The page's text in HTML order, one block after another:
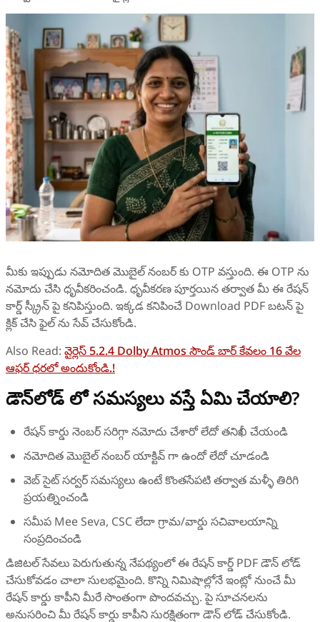
మీకు ఇప్పుడు నమోదిత మొబైల్ నంబర్‌ కు OTP వస్తుంది. ఈ OTP ను
నమోదు చేసి ధృవీకరించండి. ధృవీకరణ పూర్తయిన తర్వాత మీ ఈ రేషన్
కార్డ్ స్క్రీన్‌ పై కనిపిస్తుంది. ఇక్కడ కనిపించే Download PDF బటన్‌ పై
క్లిక్ చేసి ఫైల్‌ ను సేవ్ చేసుకోండి.
Also Read: వైర్లెస్ 5.2.4 Dolby Atmos సౌండ్ బార్ కేవలం 16 వేల
ఆఫర్ ధరలో అందుకోండి.!
డౌన్‌లోడ్ లో సమస్యలు వస్తే ఏమి చేయాలి?
రేషన్ కార్డు నెంబర్ సరిగ్గా నమోదు చేశారో లేదో తనిఖీ చేయండి
నమోదిత మొబైల్ నంబర్ యాక్టివ్‌ గా ఉందో లేదో చూడండి
వెబ్‌ సైట్ సర్వర్ సమస్యలు ఉంటే కొంతసేపటి తర్వాత మళ్ళీ తిరిగి
ప్రయత్నించండి
సమీప Mee Seva, CSC లేదా గ్రామ/వార్డు సచివాలయాన్ని
సంప్రదించండి
డిజిటల్ సేవలు పెరుగుతున్న నేపథ్యంలో ఈ రేషన్ కార్డ్ PDF డౌన్‌ లోడ్
చేసుకోవడం చాలా సులభమైంది. కొన్ని నిమిషాల్లోనే ఇంట్లో నుంచే మీ
రేషన్ కార్డు కాపీని మీరే సొంతంగా పొందవచ్చు. పై సూచనలను
అనుసరించి మీ రేషన్ కార్డు కాపీని సురక్షితంగా డౌన్‌ లోడ్ చేసుకోండి.